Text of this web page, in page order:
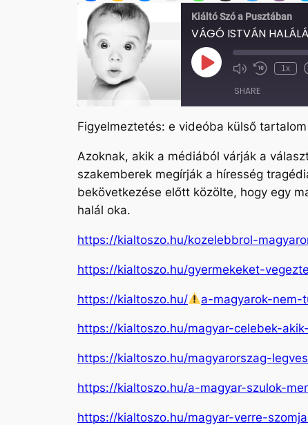
Kiáltó Szó a Pusztában
VÁGÓ ISTVÁN
Play
Episode Mute/Unmute
Rewind
1x
SHARE
SHARE
LINK
EMBED
Figyelmeztetés: e videóba külső
Azoknak, akik a médiából várják a
szakemberek megírják a híresség
bekövetkezése előtt közölte, hogy egy
halál oka.
https://kialtoszo.hu/kozelebbrol-
https://kialtoszo.hu/gyermekeket-
https://kialtoszo.hu/ a-magyarok-
https://kialtoszo.hu/magyar-celebek-
https://kialtoszo.hu/magyarorszag-
https://kialtoszo.hu/a-magyar-szulok-
https://kialtoszo.hu/magyar-verre-